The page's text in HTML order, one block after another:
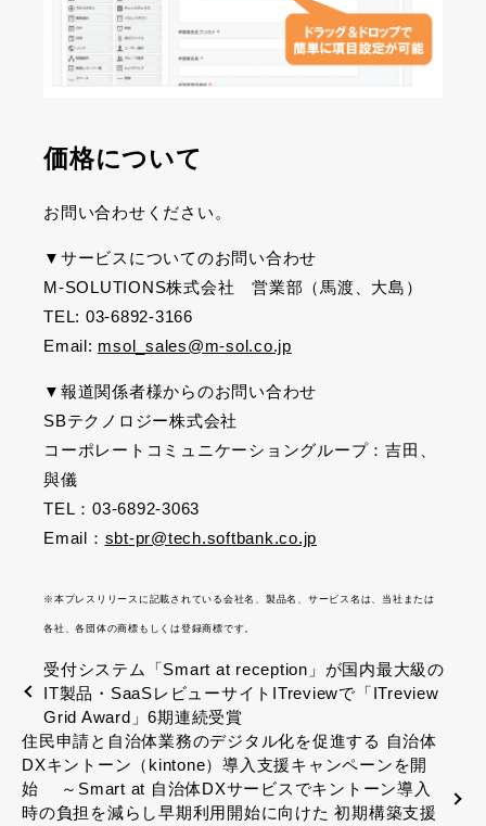
価格について
お問い合わせください。
▼サービスについてのお問い合わせ
M-SOLUTIONS株式会社 営業部（馬渡、大島）
TEL: 03-6892-3166
Email: msol_sales@m-sol.co.jp
▼報道関係者様からのお問い合わせ
SBテクノロジー株式会社
コーポレートコミュニケーショングループ：吉田、
與儀
TEL：03-6892-3063
Email： sbt-pr@tech.softbank.co.jp
※本プレスリリースに記載されている会社名、製品名、サービス名は、当社または
各社、各団体の商標もしくは登録商標です。
受付システム「Smart at reception」が国内最大級の
IT製品・SaaSレビューサイトITreviewで「ITreview
Grid Award」6期連続受賞
住民申請と自治体業務のデジタル化を促進する 自治体
DXキントーン（kintone）導入支援キャンペーンを開
始 ～Smart at 自治体DXサービスでキントーン導入
時の負担を減らし早期利用開始に向けた 初期構築支援